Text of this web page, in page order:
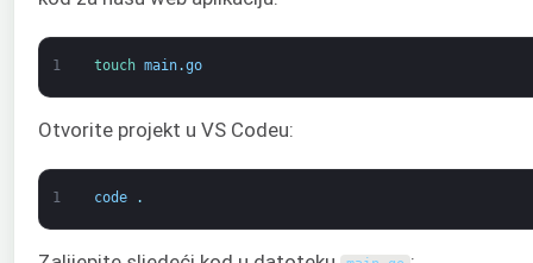
1 touch main.go
Otvorite projekt u VS Codeu:
1 code .